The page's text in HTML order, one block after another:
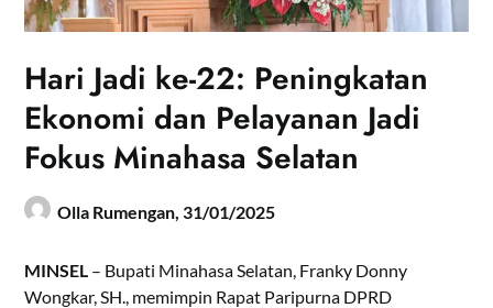
Hari Jadi ke-22: Peningkatan
Ekonomi dan Pelayanan Jadi
Fokus Minahasa Selatan
Olla Rumengan, 31/01/2025
MINSEL – Bupati Minahasa Selatan, Franky Donny
Wongkar, SH., memimpin Rapat Paripurna DPRD